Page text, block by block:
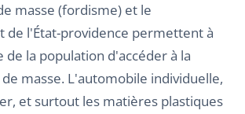
masse (fordisme) et le
de l'État-providence permettent à
de la population d'accéder à la
masse. L'automobile individuelle,
et surtout les matières plastiques